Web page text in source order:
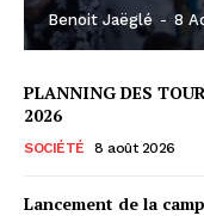
Benoit Jaëglé - 8
PLANNING DES
2026
SOCIÉTÉ 8 août 2026
Lancement de la